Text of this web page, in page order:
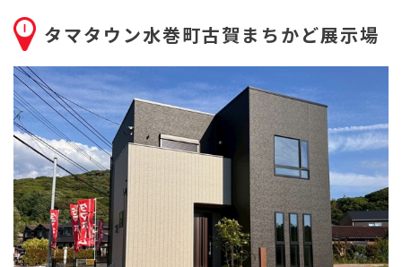
タマタウン水巻町古賀まちかど展示場